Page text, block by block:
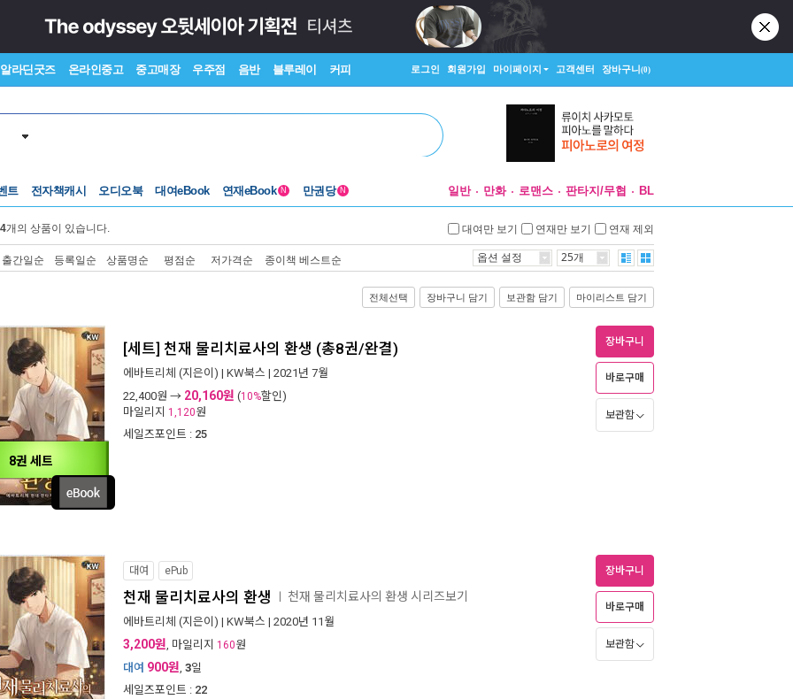
알라딘굿즈 온라인중고 중고매장 우주점 음반 블루레이 커피 로그인 회원가입 마이페이지 고객센터 장바구니(0)
트 전자책캐시 오디오북 대여eBook 연재eBook N 만권당 N 일반 만화 로맨스 판타지/무협 BL
개의 상품이 있습니다. 대여만 보기 연재만 보기 연재 제외
출간일순 등록일순 상품명순 평점순 저가격순 종이책 베스트순 옵션 설정 25개
전체선택 장바구니 담기 보관함 담기 마이리스트 담기
8권 세트
[세트] 천재 물리치료사의 환생 (총8권/완결)
에바트리체 (지은이) | KW북스 | 2021년 7월
22,400원 → 20,160원 (10%할인)
마일리지 1,120원
세일즈포인트 : 25
장바구니
바로구매
보관함
대여 ePub
천재 물리치료사의 환생 천재 물리치료사의 환생 시리즈보기
에바트리체 (지은이) | KW북스 | 2020년 11월
3,200원, 마일리지 160원
대여 900원, 3일
세일즈포인트 : 22
장바구니
바로구매
보관함